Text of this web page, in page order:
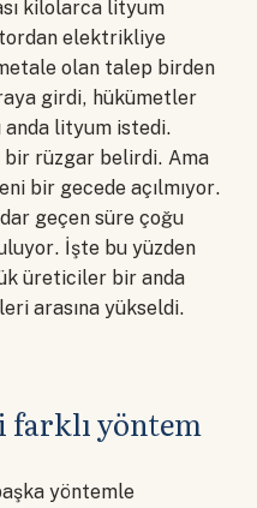
kilolarca lityum
elektrikliye
olan talep birden
girdi, hükümetler
anda lityum istedi.
bir rüzgar belirdi. Ama
bir gecede açılmıyor.
geçen süre çoğu
İşte bu yüzden
üreticiler bir anda
arasına yükseldi.
yöntem
yöntemle